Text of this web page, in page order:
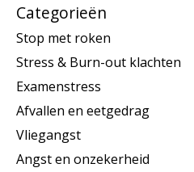
Categorieën
Stop met roken
Stress & Burn-out klachten
Examenstress
Afvallen en eetgedrag
Vliegangst
Angst en onzekerheid